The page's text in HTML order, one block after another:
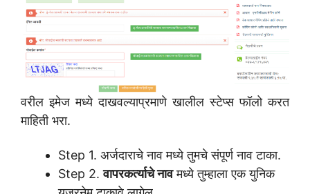
वरील इमेज मध्ये दाखवल्याप्रमाणे खालील स्टेप्स फॉलो करत
माहिती भरा.
Step 1. अर्जदाराचे नाव मध्ये तुमचे संपूर्ण नाव टाका.
Step 2.वापरकर्त्याचे नावमध्ये तुम्हाला एक युनिक